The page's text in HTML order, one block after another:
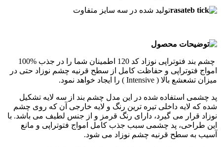
تولید شده در سه سایز متفاوت
چشم بند فتوتراپی نوزاد کد 120 اطمینان شما را در جذب %100
امواج فتوتراپی و حفاظت کامل از سطح قرنیه چشم نوزاد حتی در
میزان تشعشع بالا ( Intensive ) را ایجاد خواهد نمود.
پد چشمی استفاده شده در این مدل چشم بند از سه لایه تشکیل
شده که لایه داخلی تیره ترین رنگ و لایه خارجی آن که روی چشم
نوزاد قرار می گیرد، دارای رنگ قرمز و از جنس لطیف می باشد. با
این طراحی، پد چشمی سبب جذب کامل امواج فتوتراپی و مانع
آسیب به سطح قرنیه چشم نوزاد می شود.